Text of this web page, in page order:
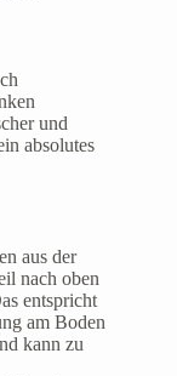
und
absolutes
aus der
nach oben
entspricht
am Boden
kann zu